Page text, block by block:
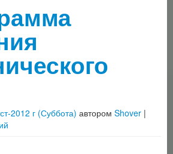
2012 г (Суббота) автором Shover |